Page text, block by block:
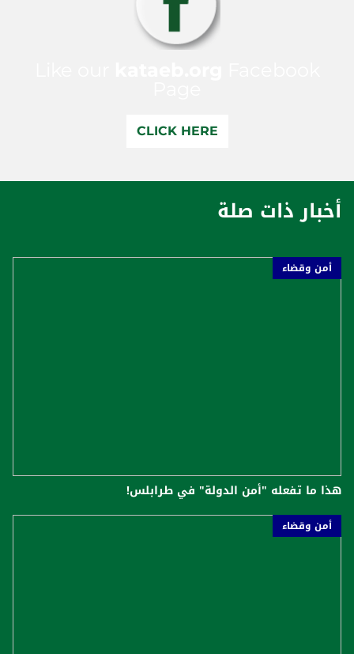
CLICK HERE
أخبار ذات صلة
أمن وقضاء
هذا ما تفعله "أمن الدولة" في طرابلس!
أمن وقضاء